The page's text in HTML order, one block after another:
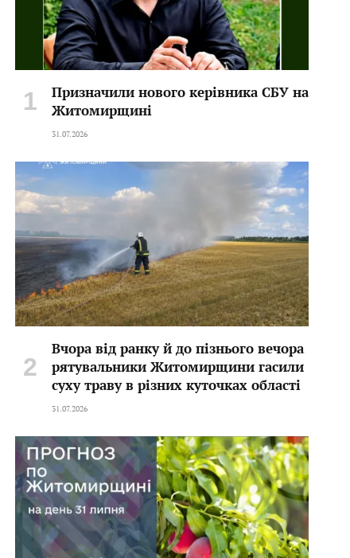
Призначили нового керівника СБУ на
Житомирщині
31.07.2026
Вчора від ранку й до пізнього вечора
рятувальники Житомирщини гасили
суху траву в різних куточках області
31.07.2026